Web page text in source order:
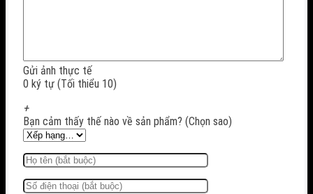
Gửi ảnh thực tế
0 ký tự (Tối thiểu 10)
+
Bạn cảm thấy thế nào về sản phẩm? (Chọn sao)